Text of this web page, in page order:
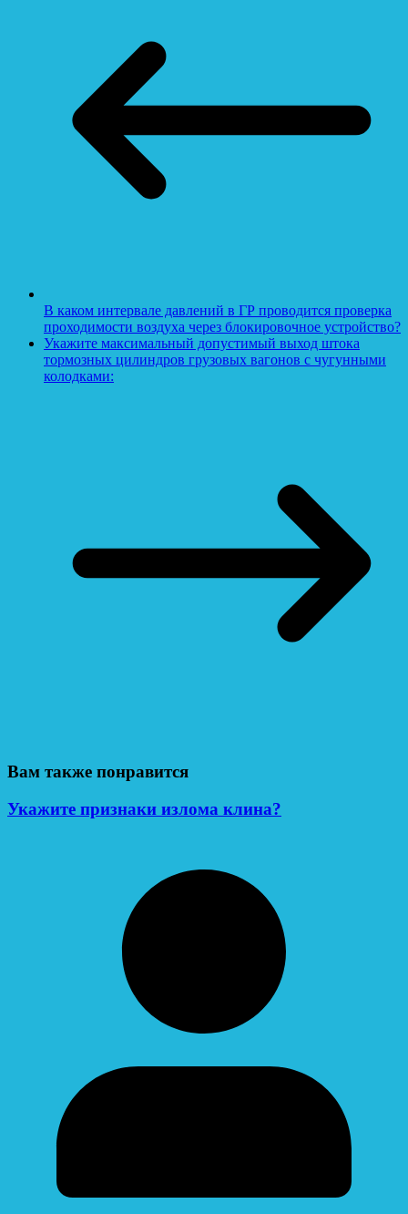
В каком интервале давлений в ГР проводится проверка
проходимости воздуха через блокировочное устройство?
Укажите максимальный допустимый выход штока
тормозных цилиндров грузовых вагонов с чугунными
колодками:
Вам также понравится
Укажите признаки излома клина?